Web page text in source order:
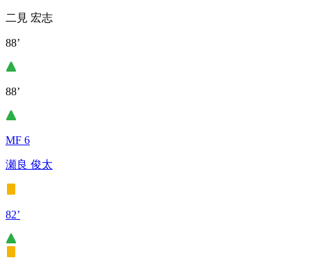
二見 宏志
88’
88’
MF 6
瀬良 俊太
82’